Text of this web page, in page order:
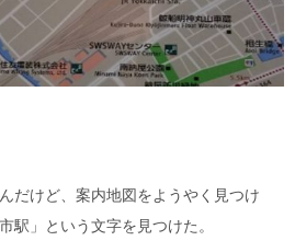
だけど、案内地図をようやく見つけ
駅」という文字を見つけた。